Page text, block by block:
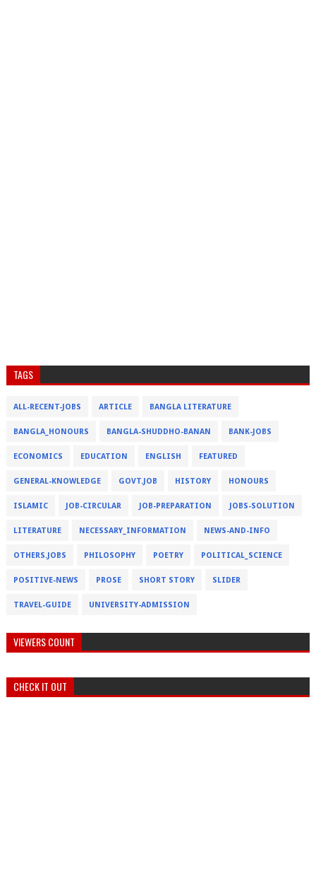
TAGS
ALL-RECENT-JOBS ARTICLE BANGLA LITERATURE
BANGLA_HONOURS BANGLA-SHUDDHO-BANAN BANK-JOBS
ECONOMICS EDUCATION ENGLISH FEATURED
GENERAL-KNOWLEDGE GOVT.JOB HISTORY HONOURS
ISLAMIC JOB-CIRCULAR JOB-PREPARATION JOBS-SOLUTION
LITERATURE NECESSARY_INFORMATION NEWS-AND-INFO
OTHERS.JOBS PHILOSOPHY POETRY POLITICAL_SCIENCE
POSITIVE-NEWS PROSE SHORT STORY SLIDER
TRAVEL-GUIDE UNIVERSITY-ADMISSION
VIEWERS COUNT
CHECK IT OUT